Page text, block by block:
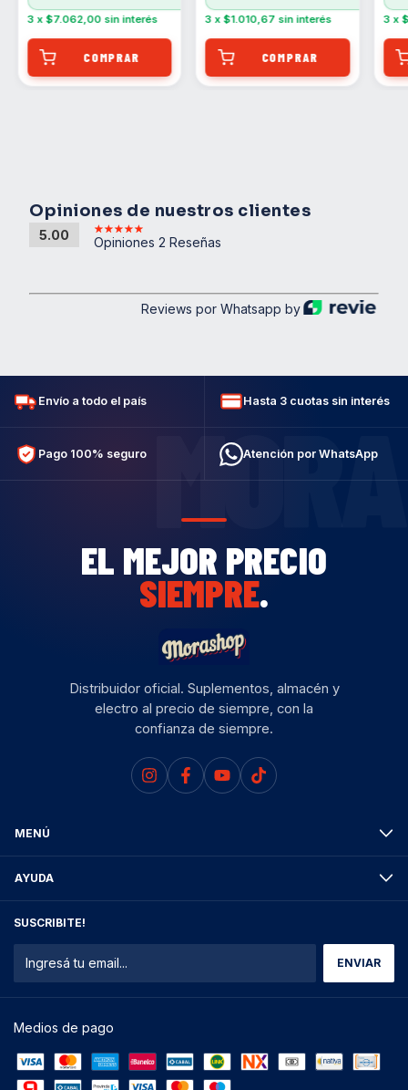
3 x $7.062,00 sin interés 3 x$1.010,67 sin interés 3 x
Opiniones de nuestros clientes
5.00 Opiniones 2 Reseñas
Reviews por Whatsapp by
MORA
Envío a todo el país Hasta 3 cuotas sin interés
Pago 100% seguro Atención por WhatsApp
EL MEJOR PRECIO
SIEMPRE.
Distribuidor oficial. Suplementos, almacén y
electro al precio de siempre, con la
confianza de siempre.
MENÚ
AYUDA
SUSCRIBITE!
Medios de pago